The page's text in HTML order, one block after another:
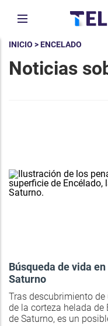
INICIO > ENCELADO
Noticias
Búsqueda de vida
Saturno
Tras descubrimiento
de la corteza helada
de Saturno, es un